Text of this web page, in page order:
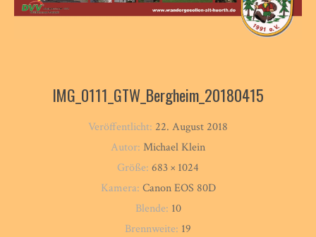
IMG_0111_GTW_Bergheim_20180415
Veröffentlicht: 22. August 2018
Autor: Michael Klein
Größe: 683 × 1024
Kamera: Canon EOS 80D
Blende: 10
Brennweite: 19